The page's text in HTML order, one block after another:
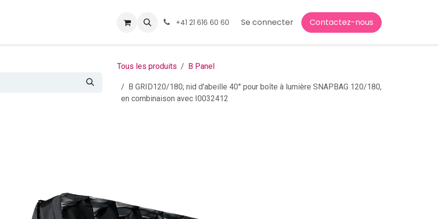
+41 21 616 60 60 Se connecter Contactez-nous
Tous les produits B Panel
B GRID120/180; nid d'abeille 40° pour boîte à lumière SNAPBAG 120/180,
en combinaison avec I0032412